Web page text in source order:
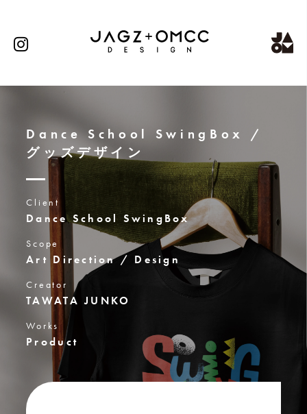
Dance School SwingBox /
グッズデザイン
Client
Dance School SwingBox
Scope
Art Direction / Design
Creator
TAWATA JUNKO
Works
Product